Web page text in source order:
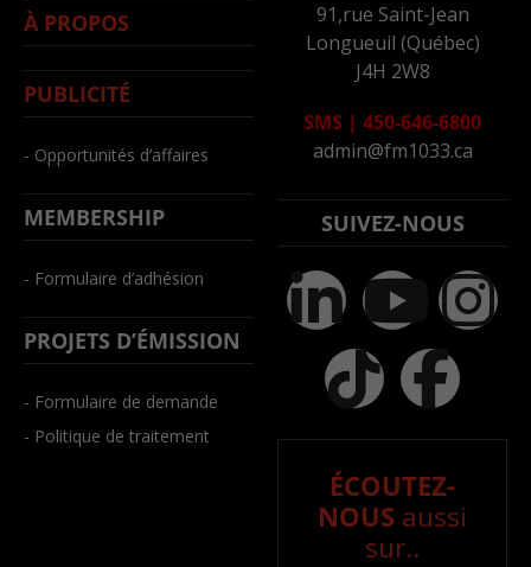
À PROPOS
PUBLICITÉ
- Opportunités d’affaires
MEMBERSHIP
- Formulaire d’adhésion
PROJETS D’ÉMISSION
- Formulaire de demande
- Politique de traitement
91,rue Saint-Jean
Longueuil (Québec)
J4H 2W8
SMS | 450-646-6800
admin@fm1033.ca
SUIVEZ-NOUS
ÉCOUTEZ-
NOUS aussi
sur..